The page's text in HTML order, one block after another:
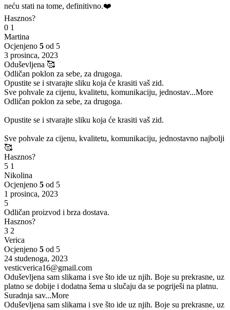
neću stati na tome, definitivno.❤️
Hasznos?
0 1
Martina
Ocjenjeno 5 od 5
3 prosinca, 2023
Oduševljena 🥰
Odličan poklon za sebe, za drugoga.
Opustite se i stvarajte sliku koja će krasiti vaš zid.
Sve pohvale za cijenu, kvalitetu, komunikaciju, jednostav...More
Odličan poklon za sebe, za drugoga.
Opustite se i stvarajte sliku koja će krasiti vaš zid.
Sve pohvale za cijenu, kvalitetu, komunikaciju, jednostavno najbolji
🥰
Hasznos?
5 1
Nikolina
Ocjenjeno 5 od 5
1 prosinca, 2023
5
Odličan proizvod i brza dostava.
Hasznos?
3 2
Verica
Ocjenjeno 5 od 5
24 studenoga, 2023
vesticverica16@gmail.com
Oduševljena sam slikama i sve što ide uz njih. Boje su prekrasne, uz
platno se dobije i dodatna šema u slučaju da se pogriješi na platnu.
Suradnja sav...More
Oduševljena sam slikama i sve što ide uz njih. Boje su prekrasne, uz